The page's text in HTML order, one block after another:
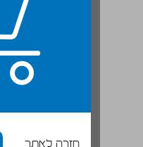
חזרה לאתר